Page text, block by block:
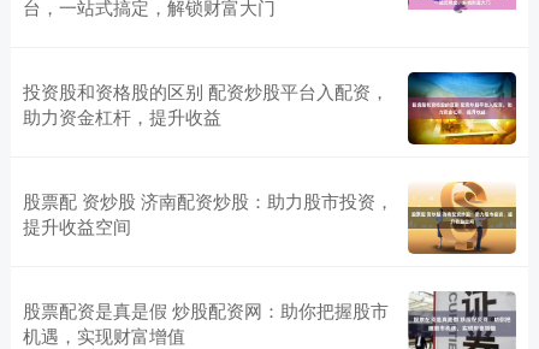
台，一站式搞定，解锁财富大门
投资股和资格股的区别 配资炒股平台入配资，
助力资金杠杆，提升收益
股票配 资炒股 济南配资炒股：助力股市投资，
提升收益空间
股票配资是真是假 炒股配资网：助你把握股市
机遇，实现财富增值